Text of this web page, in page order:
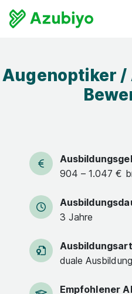
Augenoptiker
904 – 1.047 €
3 Jahre
Ausbildungsart
duale Ausbildung
Empfohlener